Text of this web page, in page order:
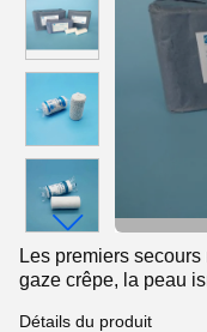
Les premiers
gaze crêpe, la peau
Détails du produit